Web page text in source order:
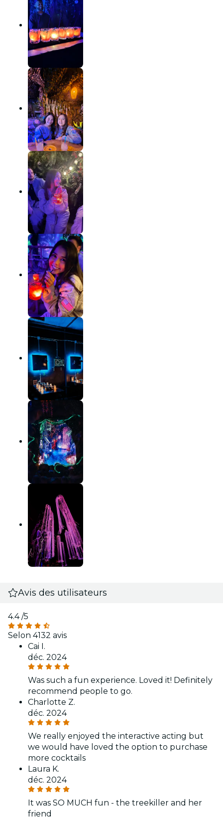
Avis des utilisateurs
4.4/5
Selon 4132 avis
Cai I.
déc. 2024
Was such a fun experience. Loved it! Definitely
recommend people to go.
Charlotte Z.
déc. 2024
We really enjoyed the interactive acting but
we would have loved the option to purchase
more cocktails
Laura K.
déc. 2024
It was SO MUCH fun - the treekiller and her
friend